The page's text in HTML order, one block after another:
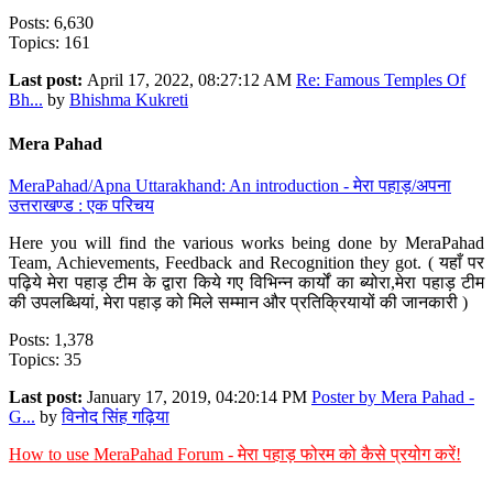
Posts: 6,630
Topics: 161
Last post: April 17, 2022, 08:27:12 AM Re: Famous Temples Of
Bh... by Bhishma Kukreti
Mera Pahad
MeraPahad/Apna Uttarakhand: An introduction - मेरा पहाड़/अपना
उत्तराखण्ड : एक परिचय
Here you will find the various works being done by MeraPahad
Team, Achievements, Feedback and Recognition they got. ( यहाँ पर
पढ़िये मेरा पहाड़ टीम के द्वारा किये गए विभिन्न कार्यों का ब्योरा,मेरा पहाड़ टीम
की उपलब्धियां, मेरा पहाड़ को मिले सम्मान और प्रतिक्रियायों की जानकारी )
Posts: 1,378
Topics: 35
Last post: January 17, 2019, 04:20:14 PM Poster by Mera Pahad -
G... byविनोद सिंह गढ़िया
How to use MeraPahad Forum - मेरा पहाड़ फोरम को कैसे प्रयोग करें!